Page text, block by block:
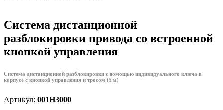
Система дистанционной
разблокировки привода со встроенной
кнопкой управления
Система дистанционной разблокировки с помощью индивидуального ключа в
корпусе с кнопкой управления и тросом (5 м)
Артикул: 001H3000